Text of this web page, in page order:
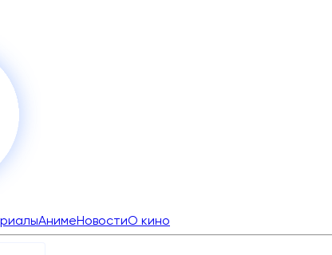
АнимеНовостиО кино